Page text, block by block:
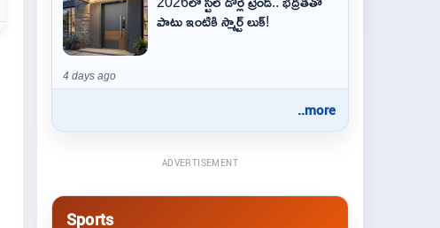
పాటు ఇంటికి స్మార్ట్ లుక్!
4 days ago
..more
ADVERTISEMENT
Sports